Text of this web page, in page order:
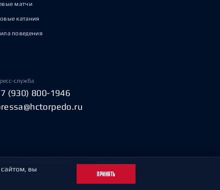
матчи
катания
поведения
служба
(930) 800-1946
сайтом, вы
ПРИНЯТЬ